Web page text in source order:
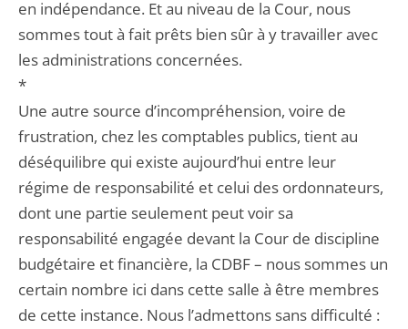
en indépendance. Et au niveau de la Cour, nous
sommes tout à fait prêts bien sûr à y travailler avec
les administrations concernées.
*
Une autre source d’incompréhension, voire de
frustration, chez les comptables publics, tient au
déséquilibre qui existe aujourd’hui entre leur
régime de responsabilité et celui des ordonnateurs,
dont une partie seulement peut voir sa
responsabilité engagée devant la Cour de discipline
budgétaire et financière, la CDBF – nous sommes un
certain nombre ici dans cette salle à être membres
de cette instance. Nous l’admettons sans difficulté :